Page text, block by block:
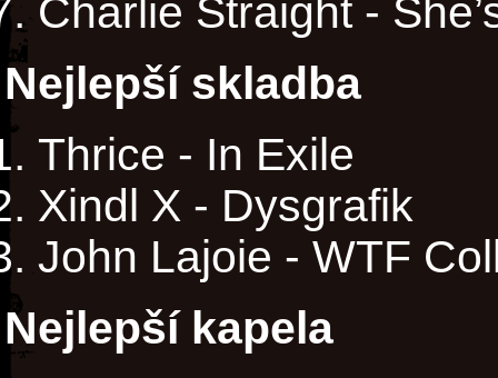
Charlie Straight -
Nejlepší skladba
Thrice - In Exile
Xindl X - Dysgrafik
John Lajoie - WTF
Nejlepší kapela